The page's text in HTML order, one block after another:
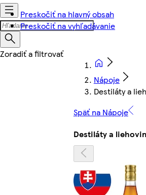
Preskočiť na hlavný obsah
Preskočiť na vyhľadávanie
Nápoje
Destiláty a
Späť na Nápoje
Destiláty a